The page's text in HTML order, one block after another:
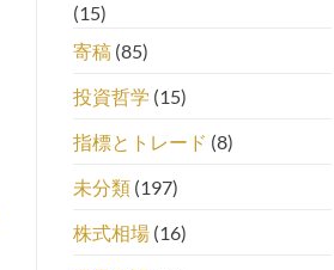
(15)
寄稿(85)
投資哲学 (15)
指標とトレード (8)
未分類(197)
株式相場(16)